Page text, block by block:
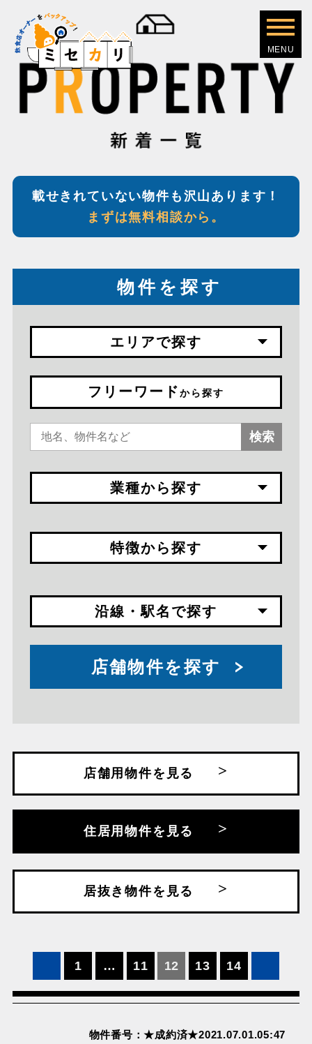
載せきれていない物件も沢山あります！
まずは無料相談から。
物件を探す
エリアで探す
フリーワードから探す
検索
業種から探す
特徴から探す
沿線・駅名で探す
店舗物件を探す
店舗用物件を見る
住居用物件を見る
居抜き物件を見る
の
1 … 11 12 13 14
物件番号：★成約済★2021.07.01.05:47